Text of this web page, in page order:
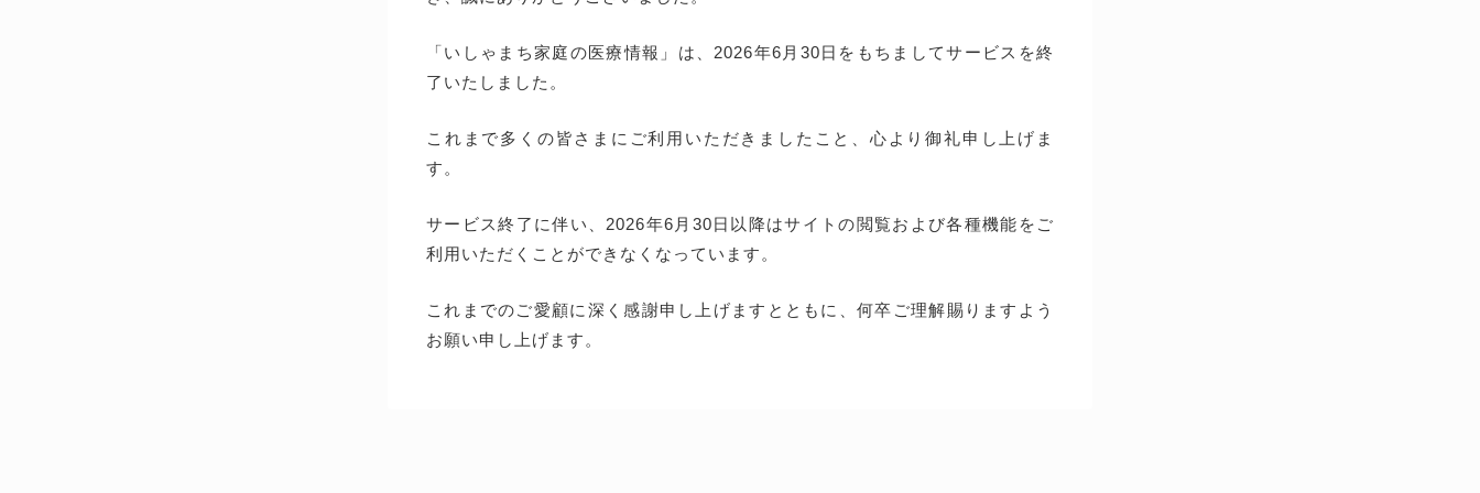
「いしゃまち家庭の医療情報」は、2026年6月30日をもちましてサービスを終
了いたしました。
これまで多くの皆さまにご利用いただきましたこと、心より御礼申し上げま
す。
サービス終了に伴い、2026年6月30日以降はサイトの閲覧および各種機能をご
利用いただくことができなくなっています。
これまでのご愛顧に深く感謝申し上げますとともに、何卒ご理解賜りますよう
お願い申し上げます。